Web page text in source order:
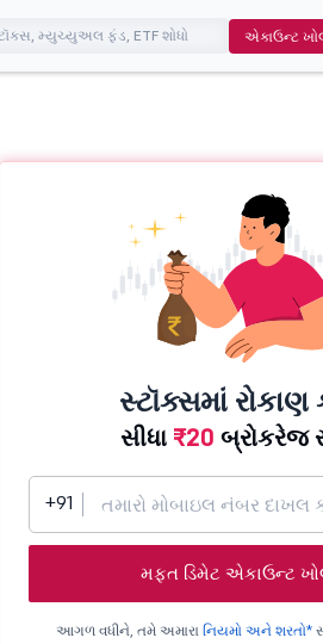
એકાઉન્ટ
સ્ટૉક્સમાં રોકાણ
સીધા ₹20 બ્રોકરેજ
+91
મફત ડિમેટ એકાઉન્ટ
આગળ વધીને, તમે અમારા નિયમો અને શરતો*